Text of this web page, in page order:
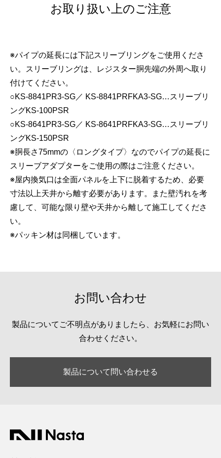
お取り扱い上のご注意
※パイプの延長には下記スリーブリングをご使用くださ
い。スリーブリングは、レジスター胴先端の外周へ取り
付けてください。
○KS-8841PR3-SG／ KS-8841PRFKA3-SG…スリーブリ
ングKS-100PSR
○KS-8641PR3-SG／ KS-8641PRFKA3-SG…スリーブリ
ングKS-150PSR
※胴長さ75mmの〈ロングタイプ〉なのでパイプの延長に
スリーブアダプターをご使用の際はご注意ください。
※屋内換気口は全面パネルを上下に脱着するため、必要
寸法以上天井から離す必要があります。また壁汚れを考
慮して、可能な限り壁や天井から離して施工してくださ
い。
※パッキン材は同梱しています。
お問い合わせ
製品についてご不明点がありましたら、お気軽にお問い
合わせください。
製品について問い合わせる